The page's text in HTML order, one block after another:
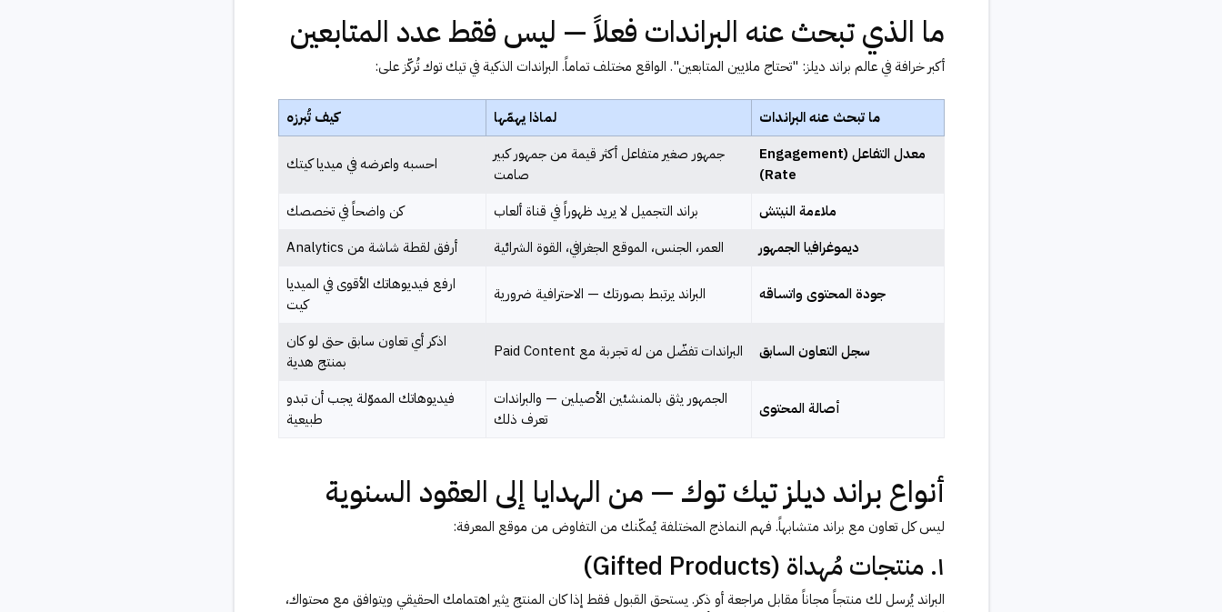
ما الذي تبحث عنه البراندات فعلاً — ليس فقط عدد المتابعين
أكبر خرافة في عالم براند ديلز: "تحتاج ملايين المتابعين". الواقع مختلف تماماً. البراندات الذكية في تيك توك تُركّز على:
ما تبحث عنه البراندات لماذا يهمّها
كيف تُبرزه
معدل التفاعل (Engagement
Rate)
جمهور صغير متفاعل أكثر قيمة من جمهور كبير
صامت
احسبه واعرضه في ميديا كيتك
ملاءمة النيتش براند التجميل لا يريد ظهوراً في قناة ألعاب
كن واضحاً في تخصصك
ديموغرافيا الجمهور
العمر، الجنس، الموقع الجغرافي، القوة الشرائية أرفق لقطة شاشة من Analytics
جودة المحتوى واتساقه البراند يرتبط بصورتك — الاحترافية ضرورية
ارفع فيديوهاتك الأقوى في الميديا
كيت
سجل التعاون السابق البراندات تفضّل من له تجربة مع Paid Content
اذكر أي تعاون سابق حتى لو كان
بمنتج هدية
أصالة المحتوى
الجمهور يثق بالمنشئين الأصيلين — والبراندات
تعرف ذلك
فيديوهاتك المموّلة يجب أن تبدو
طبيعية
أنواع براند ديلز تيك توك — من الهدايا إلى العقود السنوية
ليس كل تعاون مع براند متشابهاً. فهم النماذج المختلفة يُمكّنك من التفاوض من موقع المعرفة:
١. منتجات مُهداة (Gifted Products)
البراند يُرسل لك منتجاً مجاناً مقابل مراجعة أو ذكر. يستحق القبول فقط إذا كان المنتج يثير اهتمامك الحقيقي ويتوافق مع محتواك،